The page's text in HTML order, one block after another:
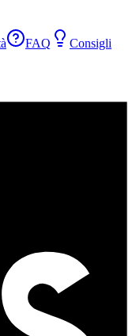
FAQ
Consigli